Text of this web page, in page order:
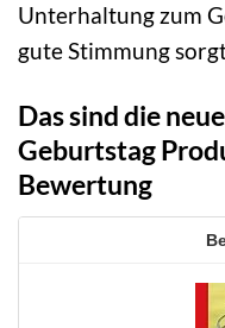
Unterhaltung zum
gute Stimmung
Das sind die
Geburtstag
Bewertung